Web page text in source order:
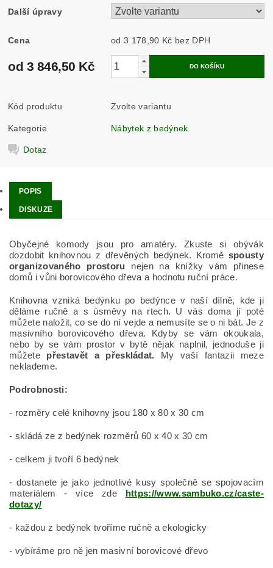
Další úpravy
Cena od 3 178,90 Kč bez DPH
od 3 846,50 Kč
Kód produktu Zvolte variantu
Kategorie Nábytek z bedýnek
Dotaz
POPIS
DISKUZE
Obyčejné komody jsou pro amatéry. Zkuste si obývák
dozdobit knihovnou z dřevěných bedýnek. Kromě spousty
organizovaného prostoru
nejen na knížky vám přinese
domů i vůni borovicového dřeva a hodnotu ruční práce.
Knihovna vzniká bedýnku po bedýnce v naší dílně, kde ji
děláme ručně a s úsměvy na rtech. U vás doma jí poté
můžete naložit, co se do ní vejde a nemusíte se o ni bát. Je z
masivního borovicového dřeva. Kdyby se vám okoukala,
nebo by se vám prostor v bytě nějak naplnil, jednoduše ji
můžete přestavět a přeskládat. My vaší fantazii meze
neklademe.
Podrobnosti:
- rozměry celé knihovny jsou 180 x 80 x 30 cm
- skládá ze z bedýnek rozměrů 60 x 40 x 30 cm
- celkem ji tvoří 6 bedýnek
- dostanete je jako jednotlivé kusy společně se spojovacím
materiálem - více zde https://www.sambuko.cz/caste-
dotazy/
- každou z bedýnek tvoříme ručně a ekologicky
- vybíráme pro ně jen masivní borovicové dřevo